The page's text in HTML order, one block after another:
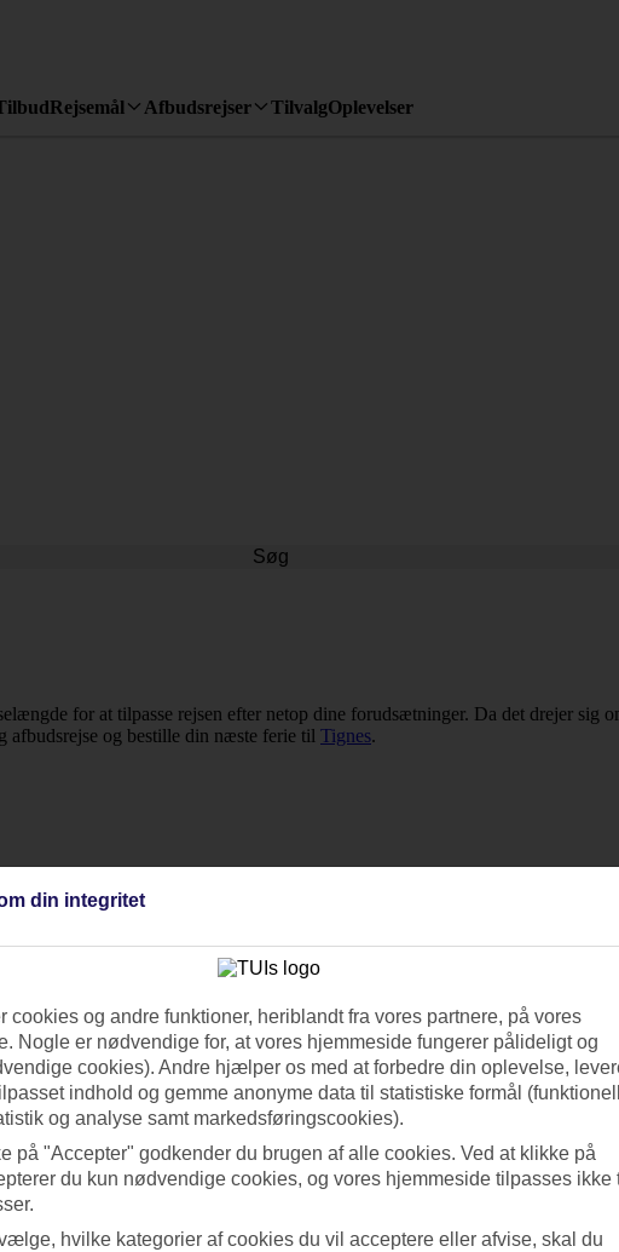
Rejsemål Afbudsrejser TilvalgOplevelser
Søg
for at tilpasse rejsen efter netop dine forudsætninger. Da det drejer sig
afbudsrejse og bestille din næste ferie til Tignes.
din integritet
cookies og andre funktioner, heriblandt fra vores partnere, på vores
Nogle er nødvendige for, at vores hjemmeside fungerer pålideligt og
cookies). Andre hjælper os med at forbedre din oplevelse,
indhold og gemme anonyme data til statistiske formål
og analyse samt markedsføringscookies).
på "Accepter" godkender du brugen af alle cookies. Ved at klikke på
du kun nødvendige cookies, og vores hjemmeside tilpasses ikke
hvilke kategorier af cookies du vil acceptere eller afvise, skal du